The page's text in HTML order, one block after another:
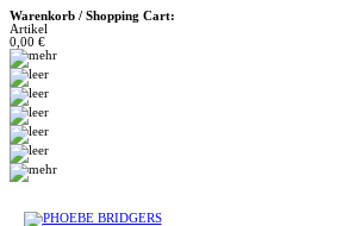
Warenkorb / Shopping Cart:
Artikel
0,00 €